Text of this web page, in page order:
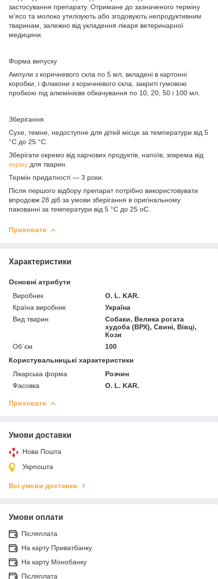
застосування препарату. Отримане до зазначеного терміну
м'ясо та молоко утилізують або згодовують непродуктивним
тваринам, залежно від укладення лікаря ветеринарної
медицини.
Форма випуску
Ампули з коричневого скла по 5 мл, вкладені в картонні
коробки, і флакони з коричневого скла, закриті гумовою
пробкою під алюмінієве обкачування по 10, 20, 50 і 100 мл.
Зберігання
Сухе, темне, недоступне для дітей місце за температури від 5
°C до 25 °C.
Зберігати окремо від харчових продуктів, напоїв, зокрема від
корму для тварин.
Термін придатності — 3 роки.
Після першого відбору препарат потрібно використовувати
впродовж 28 діб за умови зберігання в оригінальному
пакованні за температури від 5 °C до 25 oС.
Приховати
Характеристики
Основні атрибути
Виробник
O. L. KAR.
Країна виробник
Україна
Вид тварин
Собаки, Велика рогата
худоба (ВРХ), Свині, Вівці,
Кози
Об`єм
100
Користувальницькі характеристики
Лікарська форма
Розчин
Фасовка
О. L. KAR.
Приховати
Умови доставки
Нова Пошта
Укрпошта
Всі умови доставки
Умови оплати
Післяплата
На карту Приватбанку
На карту Монобанку
Післяплата